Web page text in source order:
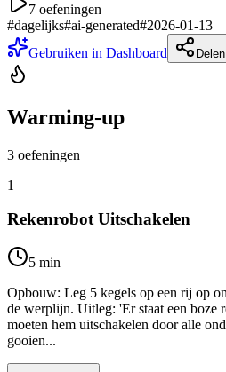
7 oefeningen
#dagelijks#ai-generated#2026-01-13
Gebruiken in Dashboard
Delen
Warming-up
3 oefeningen
1
Rekenrobot Uitschakelen
5 min
Opbouw: Leg 5 kegels op een rij op
de werplijn. Uitleg: 'Er staat een boze
moeten hem uitschakelen door alle
gooien...